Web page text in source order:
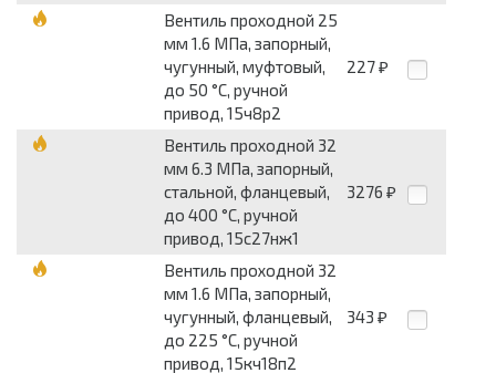
Вентиль проходной 25
мм 1.6 МПа, запорный,
чугунный, муфтовый,
до 50 °С, ручной
привод, 15ч8р2
227 ₽
Вентиль проходной 32
мм 6.3 МПа, запорный,
стальной, фланцевый,
до 400 °С, ручной
привод, 15с27нж1
3276 ₽
Вентиль проходной 32
мм 1.6 МПа, запорный,
чугунный, фланцевый,
до 225 °С, ручной
привод, 15кч18п2
343 ₽